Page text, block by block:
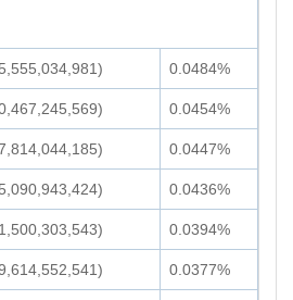
0.0484%
0.0454%
0.0447%
0.0436%
0.0394%
0.0377%